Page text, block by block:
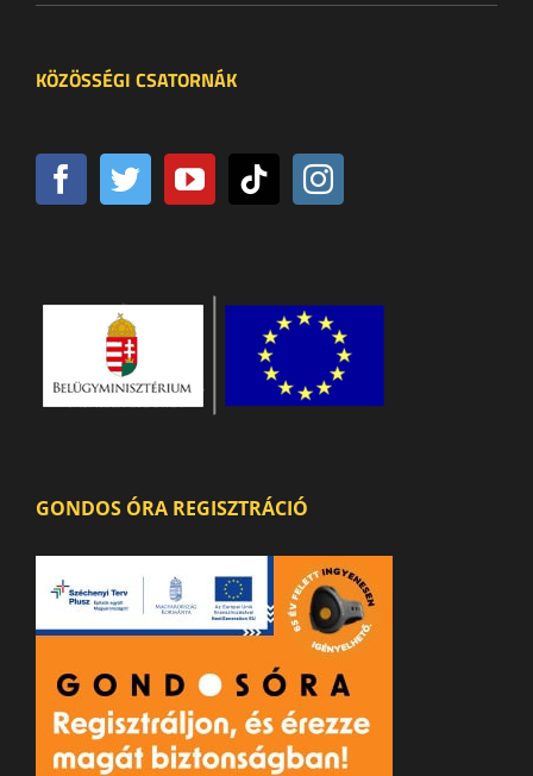
KÖZÖSSÉGI CSATORNÁK
GONDOS ÓRA REGISZTRÁCIÓ